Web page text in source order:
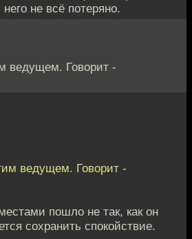
не всё потеряно.
ведущем. Говорит -
ведущем. Говорит -
пошло не так, как он
сохранить спокойствие.